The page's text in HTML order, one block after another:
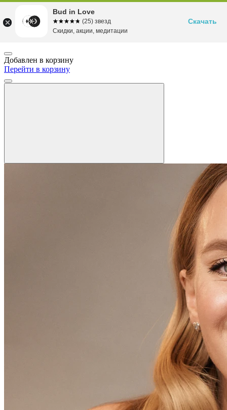
Добавлен в корзину
Перейти в корзину
Bud in Love
☆☆☆☆☆
★★★★★ (25) звезд
Скидки, акции, медитации
Скачать